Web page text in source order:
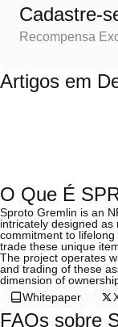
Cadastre-
Recompensa
Artigos em
O Que É
Sproto Gremlin is an
intricately designed
commitment to
trade these unique
The project operates
and trading of these
dimension of
Whitepaper
FAQs sobre